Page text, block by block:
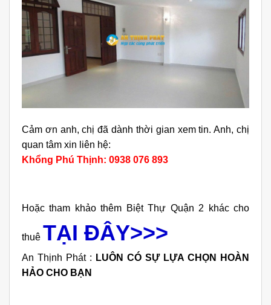
Cảm ơn anh, chị đã dành thời gian xem tin. Anh, chị
quan tâm xin liên hệ:
Khổng Phú Thịnh: 0938 076 893
Hoặc tham khảo thêm Biệt Thự Quận 2 khác cho
thuê TẠI ĐÂY>>>
An Thịnh Phát : LUÔN CÓ SỰ LỰA CHỌN HOÀN
HẢO CHO BẠN